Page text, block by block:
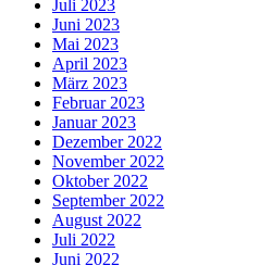
Juli 2023
Juni 2023
Mai 2023
April 2023
März 2023
Februar 2023
Januar 2023
Dezember 2022
November 2022
Oktober 2022
September 2022
August 2022
Juli 2022
Juni 2022